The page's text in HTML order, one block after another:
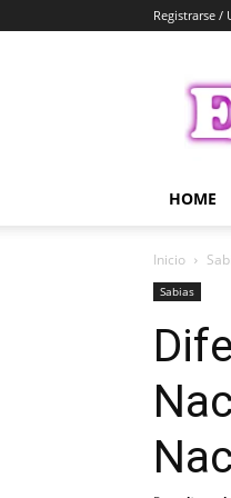
Registrarse /
HOME
Inicio
Sabias